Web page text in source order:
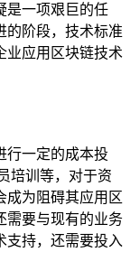
是一项艰巨的任
的阶段，技术标准
业应用区块链技术
行一定的成本投
培训等，对于资
成为阻碍其应用区
需要与现有的业务
支持，还需要投入